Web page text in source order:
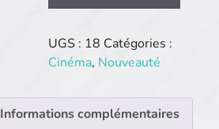
UGS : 18 Catégories :
Cinéma, Nouveauté
Informations complémentaires